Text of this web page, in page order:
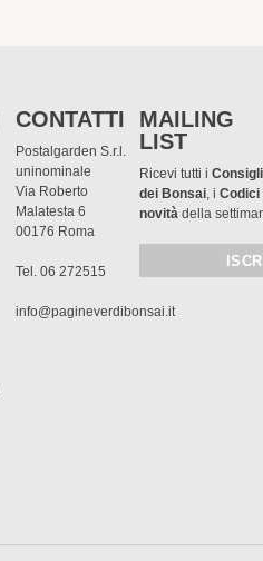
CONTATTI
Postalgarden S.r.l.
uninominale
Via Roberto
Malatesta 6
00176 Roma
Tel. 06 272515
info@pagineverdibonsai.it
MAILING
LIST
Ricevi tutti i
dei Bonsai, iCodici
novità della